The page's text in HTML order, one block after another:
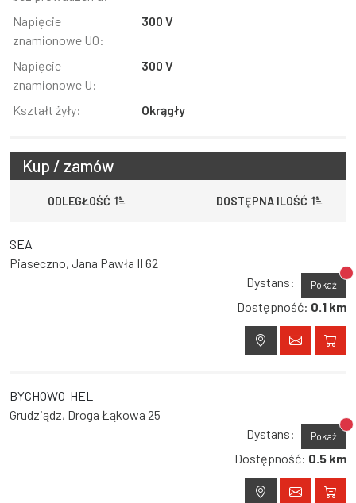
Napięcie
znamionowe U0:
300 V
Napięcie
znamionowe U:
300 V
Kształt żyły: Okrągły
Kup / zamów
ODLEGŁOŚĆ DOSTĘPNA ILOŚĆ
SEA
Piaseczno, Jana Pawła II 62
Dystans:
Pokaż
Dostępność: 0.1 km
BYCHOWO-HEL
Grudziądz, Droga Łąkowa 25
Dystans:
Pokaż
Dostępność: 0.5 km